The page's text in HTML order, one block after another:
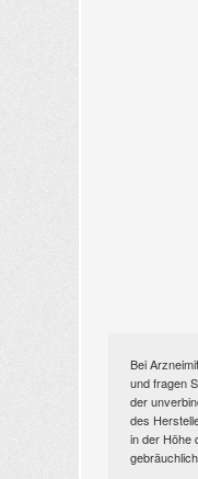
Bei
und fragen
der
des
in der Höhe